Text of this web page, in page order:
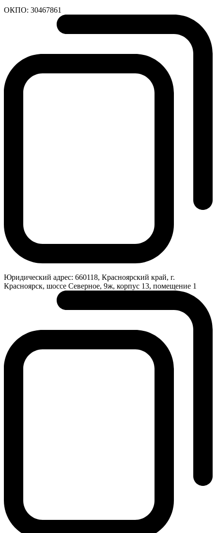
ОКПО: 30467861
Юридический адрес: 660118, Красноярский край, г.
Красноярск, шоссе Северное, 9ж, корпус 13, помещение 1